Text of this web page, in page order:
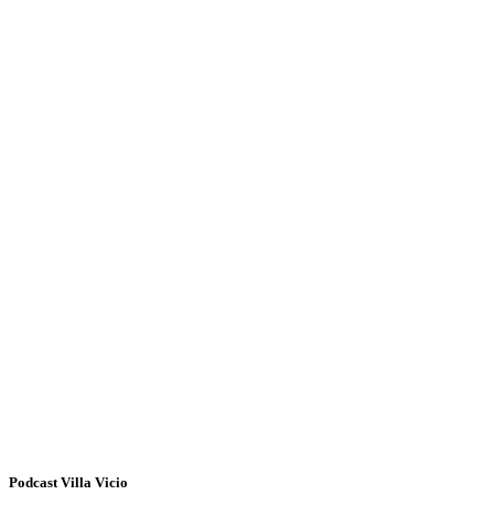
Podcast Villa Vicio